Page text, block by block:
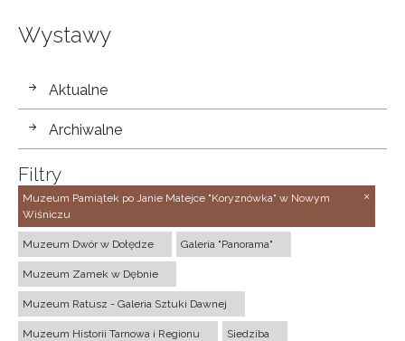
Wystawy
wystawy
Aktualne
Archiwalne
Filtry
Muzeum Pamiątek po Janie Matejce "Koryznówka" w Nowym
Wiśniczu
Muzeum Dwór w Dołędze Galeria "Panorama"
Muzeum Zamek w Dębnie
Muzeum Ratusz - Galeria Sztuki Dawnej
Muzeum Historii Tarnowa i Regionu Siedziba